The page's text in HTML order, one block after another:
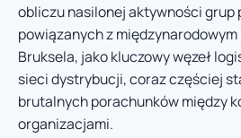
obliczu nasilonej aktywności grup
powiązanych z
Bruksela, jako kluczowy węzeł
sieci dystrybucji, coraz częściej
brutalnych porachunków między
organizacjami.